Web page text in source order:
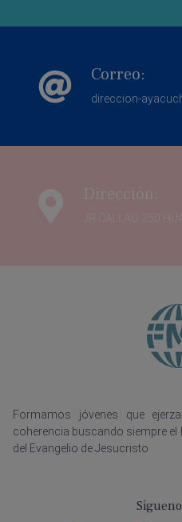
Correo:
direccion-
Formamos jóvenes que
coherencia buscando siempre
del Evangelio de Jesucristo